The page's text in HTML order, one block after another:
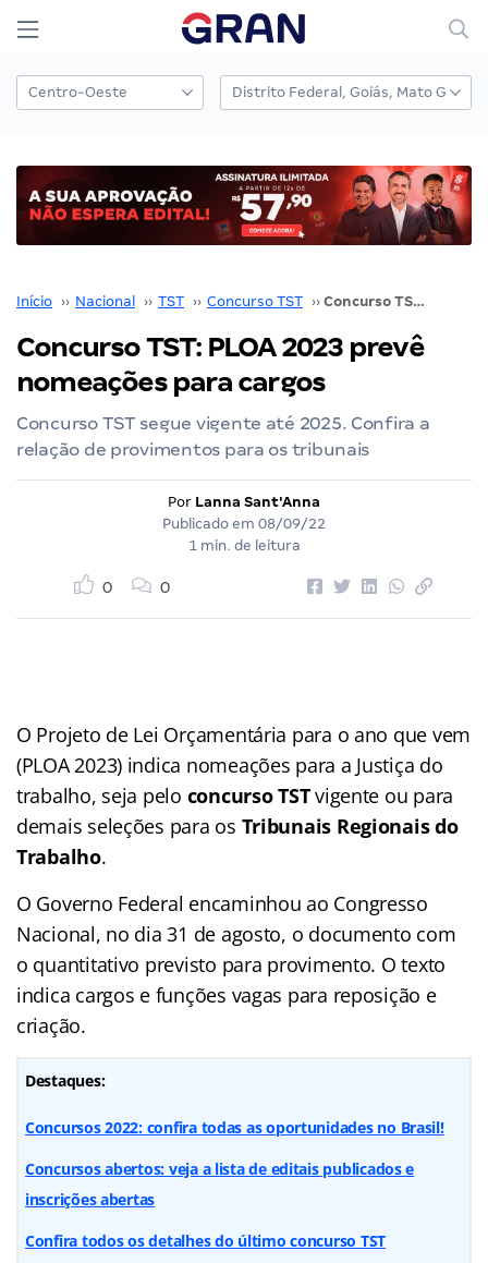
Início ›› Nacional ›› TST ›› Concurso TST ›› Concurso TST: PLOA 2023 prevê nomeações para cargos
Concurso TST: PLOA 2023 prevê
nomeações para cargos
Concurso TST segue vigente até 2025. Confira a
relação de provimentos para os tribunais
Por Lanna Sant'Anna
Publicado em 08/09/22
1 min. de leitura
0 0
O Projeto de Lei Orçamentária para o ano que vem
(PLOA 2023) indica nomeações para a Justiça do
trabalho, seja pelo concurso TSTvigente ou para
demais seleções para os Tribunais Regionais do
Trabalho.
O Governo Federal encaminhou ao Congresso
Nacional, no dia 31 de agosto, o documento com
o quantitativo previsto para provimento. O texto
indica cargos e funções vagas para reposição e
criação.
Destaques:
Concursos 2022: confira todas as oportunidades no Brasil!
Concursos abertos: veja a lista de editais publicados e
inscrições abertas
Confira todos os detalhes do último concurso TST